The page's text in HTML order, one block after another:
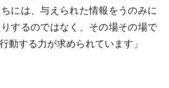
には、与えられた情報をうのみに
するのではなく、その場その場で
動する力が求められています」